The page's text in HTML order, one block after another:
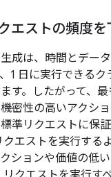
エストの頻度を
成は、時間とデー
1 日に実行できるク
す。したがって、
密性の高いアクシ
準リクエストに保
エストを実行する
ションや価値の低